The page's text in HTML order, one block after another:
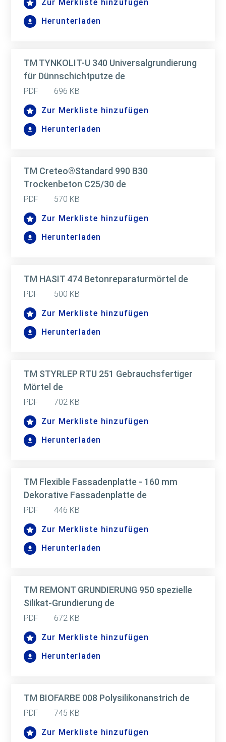
Zur Merkliste hinzufügen
Herunterladen
TM TYNKOLIT-U 340 Universalgrundierung
für Dünnschichtputze de
PDF
696 KB
Zur Merkliste hinzufügen
Herunterladen
TM Creteo®Standard 990 B30
Trockenbeton C25/30 de
PDF
570 KB
Zur Merkliste hinzufügen
Herunterladen
TM HASIT 474 Betonreparaturmörtel de
PDF
500 KB
Zur Merkliste hinzufügen
Herunterladen
TM STYRLEP RTU 251 Gebrauchsfertiger
Mörtel de
PDF
702 KB
Zur Merkliste hinzufügen
Herunterladen
TM Flexible Fassadenplatte - 160 mm
Dekorative Fassadenplatte de
PDF
446 KB
Zur Merkliste hinzufügen
Herunterladen
TM REMONT GRUNDIERUNG 950 spezielle
Silikat-Grundierung de
PDF
672 KB
Zur Merkliste hinzufügen
Herunterladen
TM BIOFARBE 008 Polysilikonanstrich de
PDF
745 KB
Zur Merkliste hinzufügen